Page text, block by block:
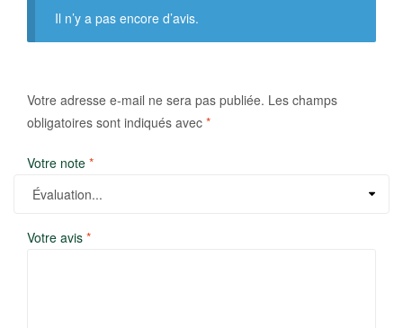
Il n’y a pas encore d’avis.
Votre adresse e-mail ne sera pas publiée. Les champs
obligatoires sont indiqués avec *
Votre note *
Votre avis *